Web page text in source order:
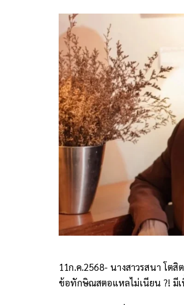
11ก.ค.2568- นางสาวรสนา โต
ข้อทักษิณสตอแหลไม่เนียน ?! มี